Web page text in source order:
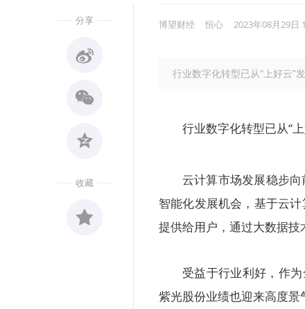
分享
收藏
博望财经 恒心 2023年08月29日
行业数字化转型已从“上好云”
行业数字化转型已从“上
云计算市场发展稳步
智能化发展机会，基于云
提供给用户，通过大数据技
受益于行业利好，作
紫光股份业绩也迎来高度景